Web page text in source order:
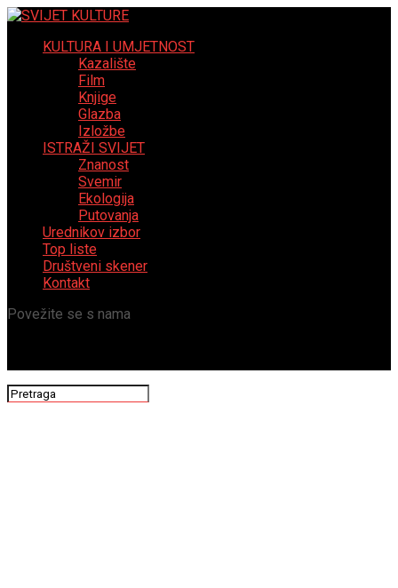
KULTURA I UMJETNOST
Kazalište
Film
Knjige
Glazba
Izložbe
ISTRAŽI SVIJET
Znanost
Svemir
Ekologija
Putovanja
Urednikov izbor
Top liste
Društveni skener
Kontakt
Povežite se s nama